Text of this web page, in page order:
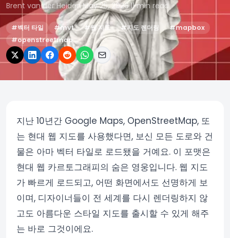
Brent van der Heiden·May 25, 2026·11 min read
#벡터 타일 #mvt #웹 지도 #지도 렌더링 #mapbox
#openstreetmap
지난 10년간 Google Maps, OpenStreetMap, 또
는 현대 웹 지도를 사용했다면, 보신 모든 도로와 건
물은 아마 벡터 타일로 로드됐을 거예요. 이 포맷은
현대 웹 카르토그래피의 숨은 영웅입니다. 웹 지도
가 빠르게 로드되고, 어떤 화면에서도 선명하게 보
이며, 디자이너들이 전 세계를 다시 렌더링하지 않
고도 아름다운 스타일 지도를 출시할 수 있게 해주
는 바로 그것이에요.